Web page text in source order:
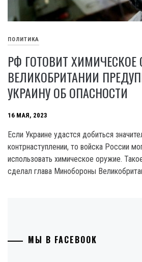
ПОЛИТИКА
РФ ГОТОВИТ ХИМИЧЕСКОЕ
ВЕЛИКОБРИТАНИИ
УКРАИНУ ОБ ОПАСНОСТИ
16 МАЯ, 2023
Если Украине удастся добиться
контрнаступлении, то войска России
использовать химическое оружие.
сделал глава Минобороны
МЫ В FACEBOOK